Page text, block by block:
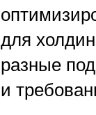
для
разные
и